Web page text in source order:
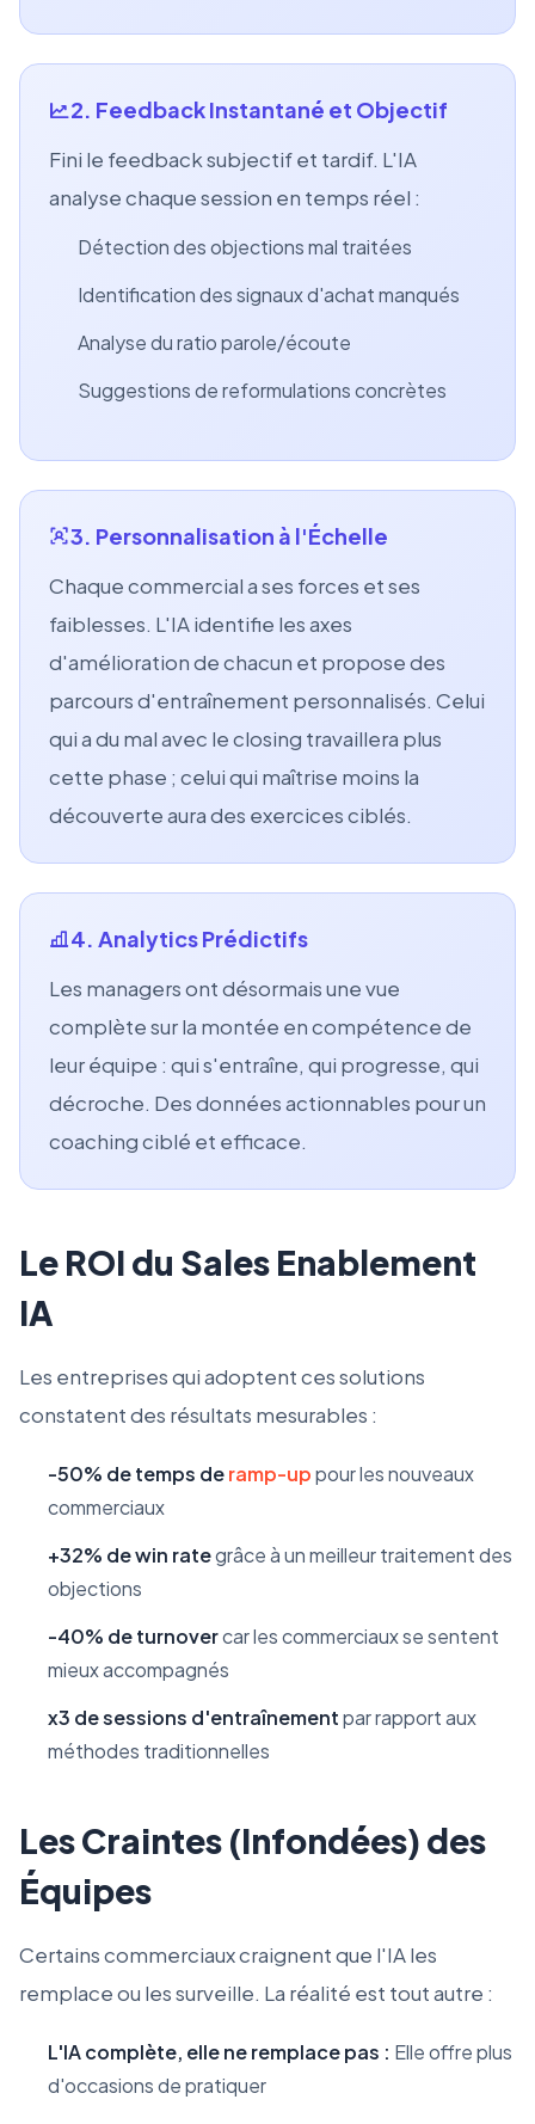
2. Feedback Instantané et Objectif
Fini le feedback subjectif et tardif. L'IA
analyse chaque session en temps réel :
Détection des objections mal traitées
Identification des signaux d'achat manqués
Analyse du ratio parole/écoute
Suggestions de reformulations concrètes
3. Personnalisation à l'Échelle
Chaque commercial a ses forces et ses
faiblesses. L'IA identifie les axes
d'amélioration de chacun et propose des
parcours d'entraînement personnalisés. Celui
qui a du mal avec le closing travaillera plus
cette phase ; celui qui maîtrise moins la
découverte aura des exercices ciblés.
4. Analytics Prédictifs
Les managers ont désormais une vue
complète sur la montée en compétence de
leur équipe : qui s'entraîne, qui progresse, qui
décroche. Des données actionnables pour un
coaching ciblé et efficace.
Le ROI du Sales Enablement
IA
Les entreprises qui adoptent ces solutions
constatent des résultats mesurables :
-50% de temps deramp-uppour les nouveaux
commerciaux
+32% de win rategrâce à un meilleur traitement des
objections
-40% de turnovercar les commerciaux se sentent
mieux accompagnés
x3 de sessions d'entraînementpar rapport aux
méthodes traditionnelles
Les Craintes (Infondées) des
Équipes
Certains commerciaux craignent que l'IA les
remplace ou les surveille. La réalité est tout autre :
L'IA complète, elle ne remplace pas : Elle offre plus
d'occasions de pratiquer